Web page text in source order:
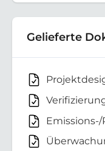
Gelieferte